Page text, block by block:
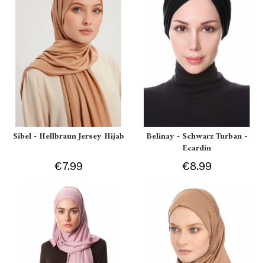
Sibel - Hellbraun Jersey Hijab
€7.99
Belinay - Schwarz Turban -
Ecardin
€8.99